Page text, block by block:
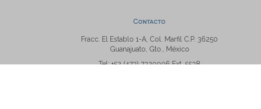
Contacto
Fracc. El Establo 1-A, Col. Marfil C.P. 36250
Guanajuato, Gto., México
Tel: +52 (473) 7320006 Ext. 5538